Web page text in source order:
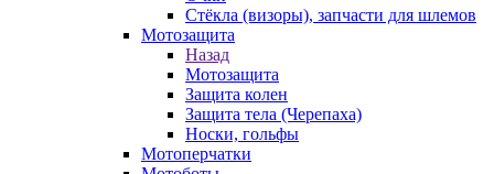
Стёкла (визоры), запчасти для шлемов
Мотозащита
Назад
Мотозащита
Защита колен
Защита тела (Черепаха)
Носки, гольфы
Мотоперчатки